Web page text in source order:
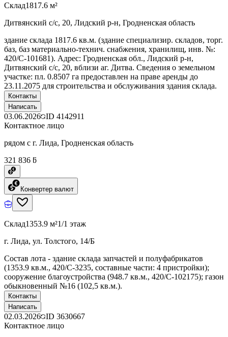
Склад1817.6 м²
Дитвянский с/с, 20, Лидский р-н, Гродненская область
здание склада 1817.6 кв.м. (здание специализир. складов, торг.
баз, баз материально-технич. снабжения, хранилищ, инв. №:
420/C-101681). Адрес: Гродненская обл., Лидский р-н,
Дитвянский с/с, 20, вблизи аг. Дитва. Сведения о земельном
участке: пл. 0.8507 га предоставлен на праве аренды до
23.11.2075 для строительства и обслуживания здания склада.
Контакты
Написать
03.06.2026 ID 4142911
Контактное лицо
рядом с г. Лида, Гродненская область
321 836 ƃ
Конвертер валют
Склад1353.9 м²1/1 этаж
г. Лида, ул. Толстого, 14/Б
Состав лота - здание склада запчастей и полуфабрикатов
(1353.9 кв.м., 420/C-3235, составные части: 4 пристройки);
сооружение благоустройства (948.7 кв.м., 420/C-102175); газон
обыкновенный №16 (102,5 кв.м.).
Контакты
Написать
02.03.2026 ID 3630667
Контактное лицо